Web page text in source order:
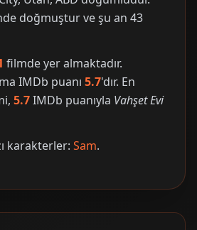
doğmuştur ve şu an 43
filmde yer almaktadır.
IMDb puanı 5.7'dır. En
5.7IMDb puanıyla Vahşet Evi
karakterler: Sam.